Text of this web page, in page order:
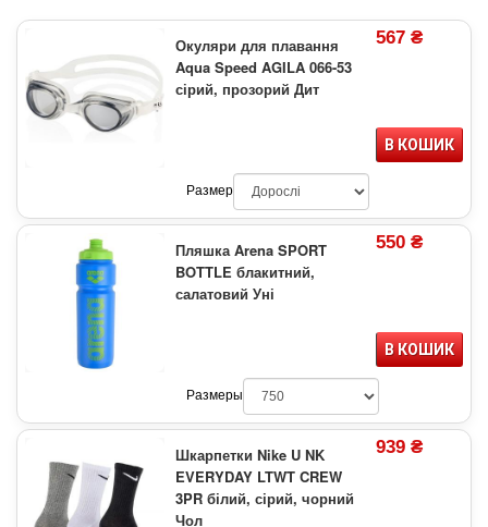
Окуляри для плавання
Aqua Speed AGILA 066-53
сірий, прозорий Дит
567 ₴
В КОШИК
Размер
Пляшка Arena SPORT
BOTTLE блакитний,
салатовий Уні
550 ₴
В КОШИК
Размеры
Шкарпетки Nike U NK
EVERYDAY LTWT CREW
3PR білий, сірий, чорний
Чол
939 ₴